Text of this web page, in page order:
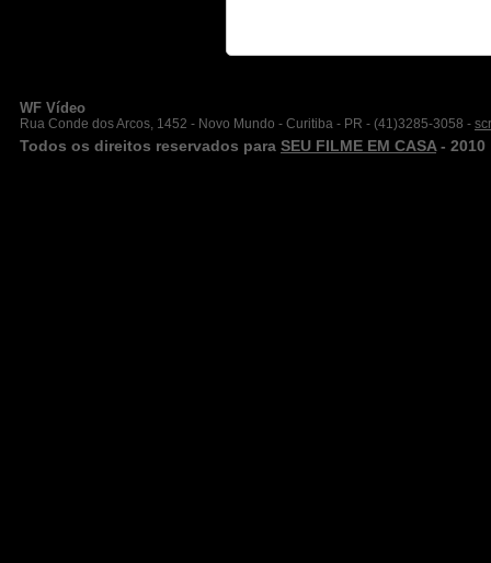
WF Vídeo
Rua Conde dos Arcos, 1452 - Novo Mundo - Curitiba - PR - (41)3285-3058 -
Todos os direitos reservados para SEU FILME EM CASA - 2010